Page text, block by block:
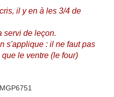
il y en à les 3/4 de
servi de leçon.
s'applique : il ne faut pas
le ventre (le four)